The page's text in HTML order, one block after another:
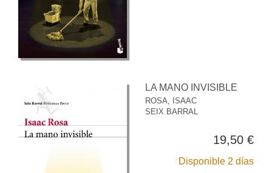
LA MANO INVISIBLE
ROSA, ISAAC
SEIX BARRAL
19,50 €
Disponible 2 días